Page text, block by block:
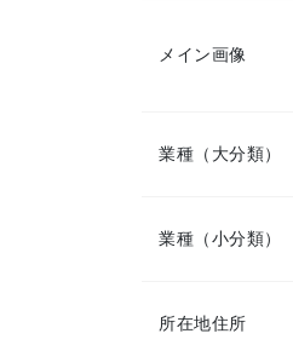
メイン画像
業種（大分類）
業種（小分類）
所在地住所